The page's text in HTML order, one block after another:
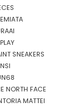
SNEAKERS
NORTH FACE
MATTEI